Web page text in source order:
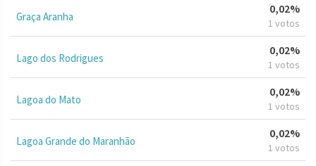
Graça Aranha
0,02%
1 votos
Lago dos Rodrigues
0,02%
1 votos
Lagoa do Mato
0,02%
1 votos
Lagoa Grande do Maranhão
0,02%
1 votos